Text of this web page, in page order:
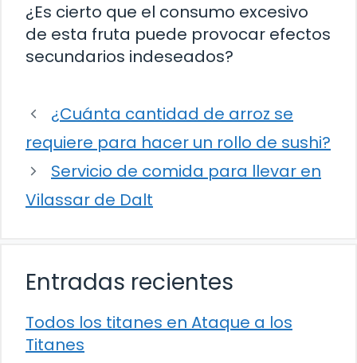
¿Es cierto que el consumo excesivo
de esta fruta puede provocar efectos
secundarios indeseados?
¿Cuánta cantidad de arroz se
requiere para hacer un rollo de sushi?
Servicio de comida para llevar en
Vilassar de Dalt
Entradas recientes
Todos los titanes en Ataque a los
Titanes